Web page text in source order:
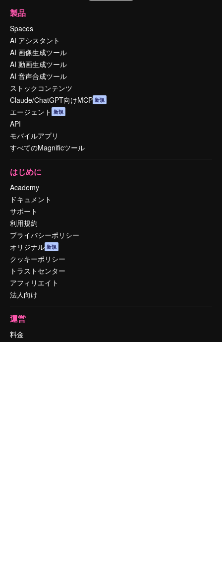
製品
Spaces
AI アシスタント
AI 画像生成ツール
AI 動画生成ツール
AI 音声合成ツール
ストックコンテンツ
Claude/ChatGPT向けMCP 新規
エージェント 新規
API
モバイルアプリ
すべてのMagnificツール
はじめに
Academy
ドキュメント
サポート
利用規約
プライバシーポリシー
オリジナル 新規
クッキーポリシー
トラストセンター
アフィリエイト
法人向け
運営
料金